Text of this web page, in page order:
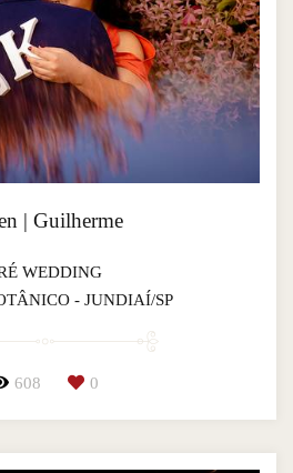
| Guilherme
WEDDING
- JUNDIAÍ/SP
608 0